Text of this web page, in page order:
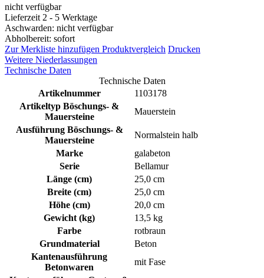
nicht verfügbar
Lieferzeit 2 - 5 Werktage
Aschwarden: nicht verfügbar
Abholbereit: sofort
Zur Merkliste hinzufügen Produktvergleich Drucken
Weitere Niederlassungen
Technische Daten
Technische Daten
Artikelnummer
1103178
Artikeltyp Böschungs- &
Mauersteine
Mauerstein
Ausführung Böschungs- &
Mauersteine
Normalstein halb
Marke
galabeton
Serie
Bellamur
Länge (cm)
25,0 cm
Breite (cm)
25,0 cm
Höhe (cm)
20,0 cm
Gewicht (kg)
13,5 kg
Farbe
rotbraun
Grundmaterial
Beton
Kantenausführung
Betonwaren
mit Fase